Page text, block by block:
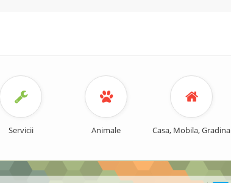
Servicii Animale Casa, Mobila, Gradina